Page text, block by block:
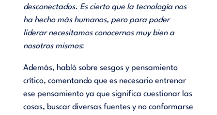
desconectados. Es cierto que la tecnología nos
ha hecho más humanos, pero para poder
liderar necesitamos conocernos muy bien a
nosotros mismos:
Además, habló sobre sesgos y pensamiento
crítico, comentando que es necesario entrenar
ese pensamiento ya que significa cuestionar las
cosas, buscar diversas fuentes y no conformarse